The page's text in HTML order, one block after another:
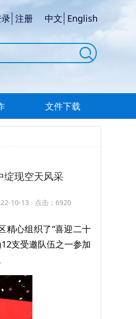
注册 中文 English
文件下载
绽现空天风采
10-13 点击：6920